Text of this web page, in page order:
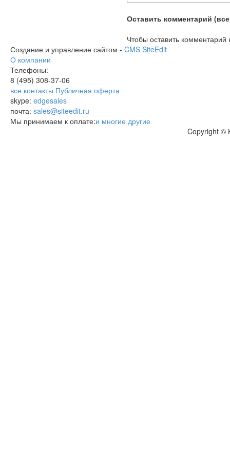
Оставить комментарий
Чтобы оставить комментарий
Создание и управление сайтом - CMS SiteEdit
О компании
Телефоны:
8 (495) 308-37-06
все контакты Публичная оферта
skype: edgesales
почта: sales@siteedit.ru
Мы принимаем к оплате:и многие другие
Copyright ©